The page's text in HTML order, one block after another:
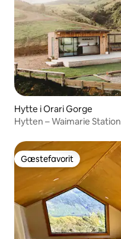
Hytte i Orari Gorge
Hytten – Waimarie Station
Gæstefavorit
Gæstefavorit